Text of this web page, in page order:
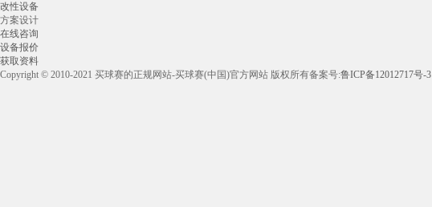
改性设备
方案设计
在线咨询
设备报价
获取资料
Copyright © 2010-2021 买球赛的正规网站-买球赛(中国)官方网站 版权所有备案号:鲁ICP备12012717号-3